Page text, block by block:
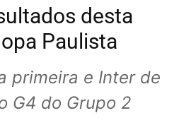
desta
Paulista
primeira e Inter de
G4 do Grupo 2